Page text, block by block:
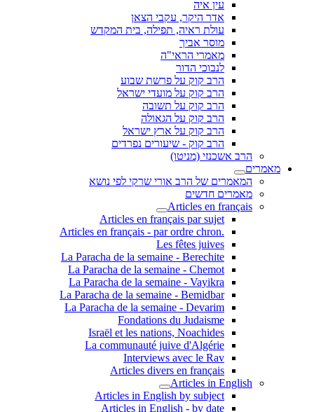
עין איה
אדר היקר, עקבי הצאן
עולת ראיה, תפילה, בית המקדש
מוסר אביך
מאמרי הראי"ה
לנבוכי הדור
הרב קוק על פרשת שבוע
הרב קוק על מועדי ישראל
הרב קוק על תשובה
הרב קוק על הגאולה
הרב קוק על ארץ ישראל
הרב קוק - שיעורים נפרדים
הרב אשכנזי (מניטו)
מאמרים
המאמרים של הרב אורי שרקי לפי נושא
מאמרים חדשים
Articles en français
Articles en français par sujet
.Articles en français - par ordre chron
Les fêtes juives
La Paracha de la semaine - Berechite
La Paracha de la semaine - Chemot
La Paracha de la semaine - Vayikra
La Paracha de la semaine - Bemidbar
La Paracha de la semaine - Devarim
Fondations du Judaisme
Israël et les nations, Noachides
La communauté juive d'Algérie
Interviews avec le Rav
Articles divers en français
Articles in English
Articles in English by subject
Articles in English - by date